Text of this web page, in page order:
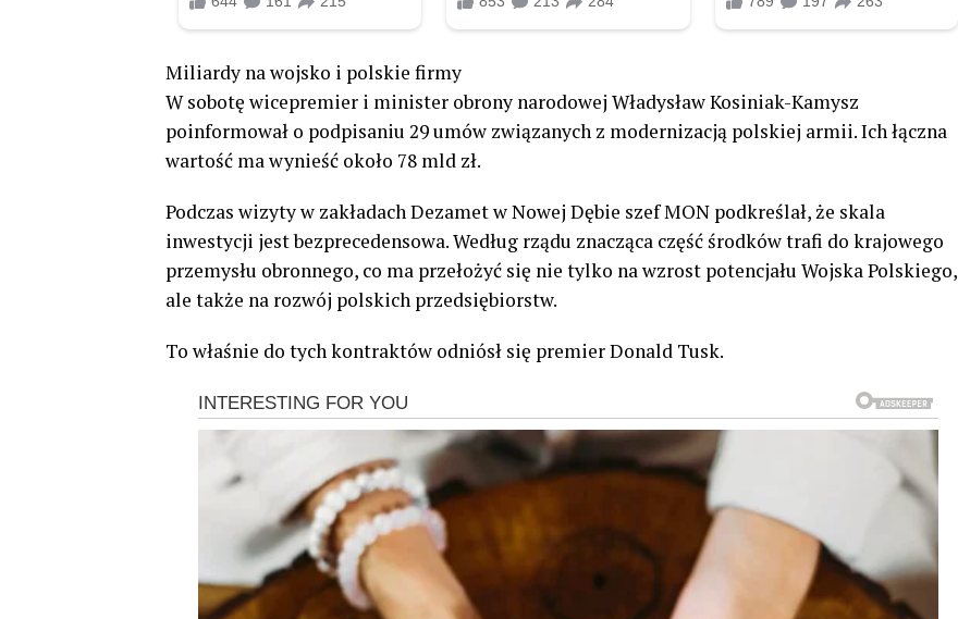
Miliardy na wojsko i polskie firmy
W sobotę wicepremier i minister obrony narodowej Władysław Kosiniak-Kamysz
poinformował o podpisaniu 29 umów związanych z modernizacją polskiej armii. Ich łączna
wartość ma wynieść około 78 mld zł.
Podczas wizyty w zakładach Dezamet w Nowej Dębie szef MON podkreślał, że skala
inwestycji jest bezprecedensowa. Według rządu znacząca część środków trafi do krajowego
przemysłu obronnego, co ma przełożyć się nie tylko na wzrost potencjału Wojska Polskiego,
ale także na rozwój polskich przedsiębiorstw.
To właśnie do tych kontraktów odniósł się premier Donald Tusk.